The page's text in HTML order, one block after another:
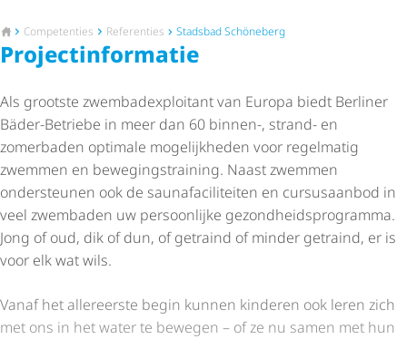
Naar de startpagina
Competenties Referenties Stadsbad Schöneberg
Project­in­for­matie
Als grootste zwem­bad­ex­ploi­tant van Europa biedt Berliner
Bäder-Betriebe in meer dan 60 binnen-, strand- en
zomerbaden optimale mogelijkheden voor regelmatig
zwemmen en bewe­gings­trai­ning. Naast zwemmen
ondersteunen ook de saunaf­a­ci­li­teiten en cursusaanbod in
veel zwembaden uw persoonlijke gezond­heids­pro­gramma.
Jong of oud, dik of dun, of getraind of minder getraind, er is
voor elk wat wils.
Vanaf het allereerste begin kunnen kinderen ook leren zich
met ons in het water te bewegen – of ze nu samen met hun